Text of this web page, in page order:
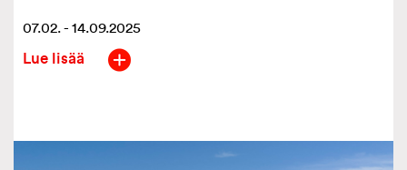
07.02. - 14.09.2025
Lue lisää